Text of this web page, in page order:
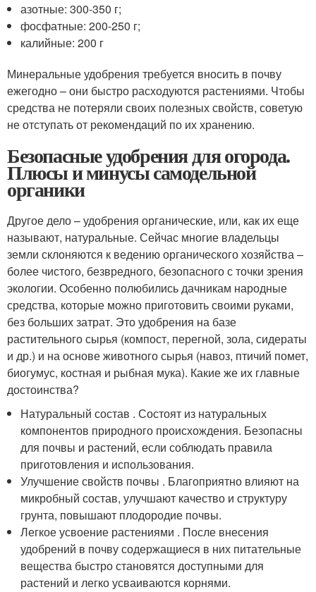
азотные: 300-350 г;
фосфатные: 200-250 г;
калийные: 200 г
Минеральные удобрения требуется вносить в почву
ежегодно – они быстро расходуются растениями. Чтобы
средства не потеряли своих полезных свойств, советую
не отступать от рекомендаций по их хранению.
Безопасные удобрения для огорода.
Плюсы и минусы самодельной
органики
Другое дело – удобрения органические, или, как их еще
называют, натуральные. Сейчас многие владельцы
земли склоняются к ведению органического хозяйства –
более чистого, безвредного, безопасного с точки зрения
экологии. Особенно полюбились дачникам народные
средства, которые можно приготовить своими руками,
без больших затрат. Это удобрения на базе
растительного сырья (компост, перегной, зола, сидераты
и др.) и на основе животного сырья (навоз, птичий помет,
биогумус, костная и рыбная мука). Какие же их главные
достоинства?
Натуральный состав . Состоят из натуральных
компонентов природного происхождения. Безопасны
для почвы и растений, если соблюдать правила
приготовления и использования.
Улучшение свойств почвы . Благоприятно влияют на
микробный состав, улучшают качество и структуру
грунта, повышают плодородие почвы.
Легкое усвоение растениями . После внесения
удобрений в почву содержащиеся в них питательные
вещества быстро становятся доступными для
растений и легко усваиваются корнями.